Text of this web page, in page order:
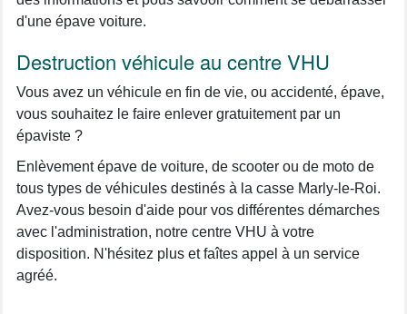
d'une épave voiture.
Destruction véhicule au centre VHU
Vous avez un véhicule en fin de vie, ou accidenté, épave,
vous souhaitez le faire enlever gratuitement par un
épaviste ?
Enlèvement épave de voiture, de scooter ou de moto de
tous types de véhicules destinés à la casse Marly-le-Roi.
Avez-vous besoin d'aide pour vos différentes démarches
avec l'administration, notre centre VHU à votre
disposition. N'hésitez plus et faîtes appel à un service
agréé.